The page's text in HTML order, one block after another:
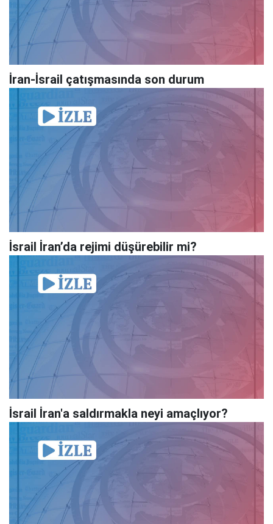
İran-İsrail çatışmasında son durum
İsrail İran’da rejimi düşürebilir mi?
İsrail İran'a saldırmakla neyi amaçlıyor?